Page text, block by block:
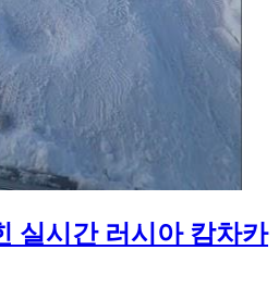
실시간 러시아 캄차카